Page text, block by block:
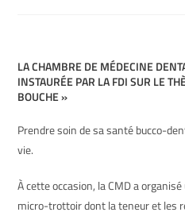
LA CHAMBRE DE MÉDECINE
INSTAURÉE PAR LA FDI SUR LE
BOUCHE »
Prendre soin de sa santé bucco-
vie.
À cette occasion, la CMD a
micro-trottoir dont la teneur et les